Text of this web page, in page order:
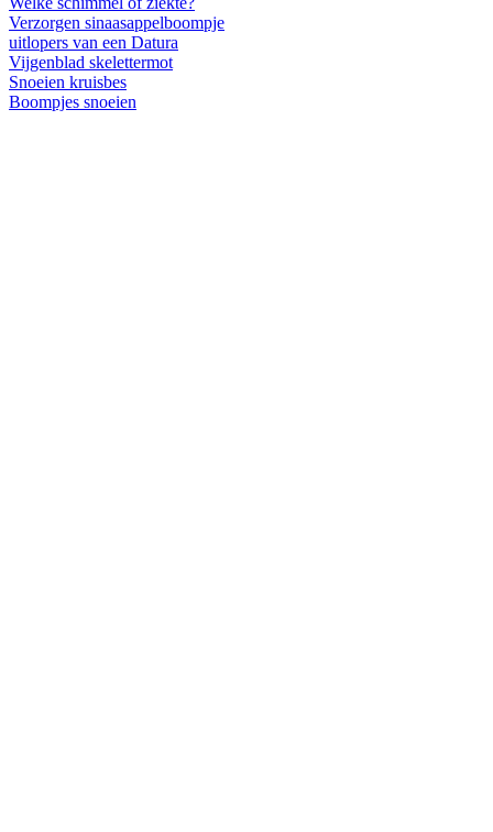
Verzorgen sinaasappelboompje
uitlopers van een Datura
Vijgenblad skelettermot
Snoeien kruisbes
Boompjes snoeien